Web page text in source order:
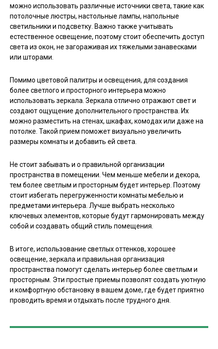
можно использовать различные источники света, такие как
потолочные люстры, настольные лампы, напольные
светильники и подсветку. Важно также учитывать
естественное освещение, поэтому стоит обеспечить доступ
света из окон, не загораживая их тяжелыми занавесками
или шторами.
Помимо цветовой палитры и освещения, для создания
более светлого и просторного интерьера можно
использовать зеркала. Зеркала отлично отражают свет и
создают ощущение дополнительного пространства. Их
можно разместить на стенах, шкафах, комодах или даже на
потолке. Такой прием поможет визуально увеличить
размеры комнаты и добавить ей света.
Не стоит забывать и о правильной организации
пространства в помещении. Чем меньше мебели и декора,
тем более светлым и просторным будет интерьер. Поэтому
стоит избегать перегруженности комнаты мебелью и
предметами интерьера. Лучше выбрать несколько
ключевых элементов, которые будут гармонировать между
собой и создавать общий стиль помещения.
В итоге, использование светлых оттенков, хорошее
освещение, зеркала и правильная организация
пространства помогут сделать интерьер более светлым и
просторным. Эти простые приемы позволят создать уютную
и комфортную обстановку в вашем доме, где будет приятно
проводить время и отдыхать после трудного дня.